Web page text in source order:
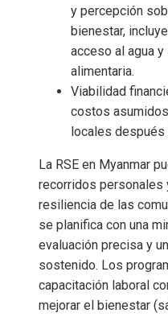
y percepción
bienestar,
acceso al agua y
alimentaria.
Viabilidad
costos
locales
La RSE en Myanmar
recorridos personales
resiliencia de las
se planifica con una
evaluación precisa y
sostenido. Los
capacitación laboral
mejorar el bienestar